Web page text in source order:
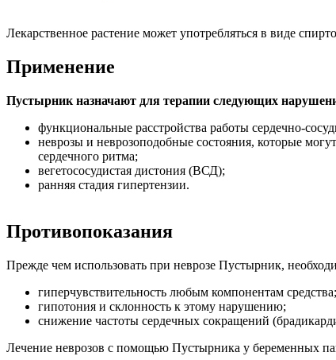
Лекарственное растение может употребляться в виде
Применение
Пустырник назначают для терапии следующих
функциональные расстройства работы сердечно-
неврозы и неврозоподобные состояния, которые
сердечного ритма;
вегетососудистая дистония (ВСД);
ранняя стадия гипертензии.
Противопоказания
Прежде чем использовать при неврозе Пустырник,
гиперчувствительность любым компонентам средства;
гипотония и склонность к этому нарушению;
снижение частоты сердечных сокращений
Лечение неврозов с помощью Пустырника у беременных